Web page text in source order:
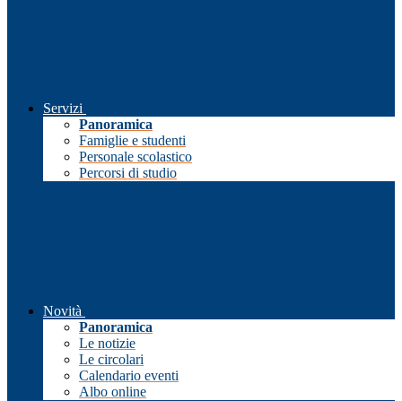
Servizi
Panoramica
Famiglie e studenti
Personale scolastico
Percorsi di studio
Novità
Panoramica
Le notizie
Le circolari
Calendario eventi
Albo online